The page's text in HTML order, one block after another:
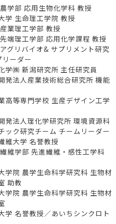
応用生物化学科 教授
命理工学院 教授
工学部 教授
工学部 応用化学課程 教授
バイオ& サプリメント研究
ーダー
潟研究所 主任研究員
産業技術総合研究所 機能
門学校 生産デザイン工学
理化学研究所 環境資源科
ック研究チーム チームリーダー
学 名誉教授
部 先進繊維・感性工学科
農学生命科学研究科 生物材
助教
学生命科学研究科 生物材
誉教授／あいちシンクロト